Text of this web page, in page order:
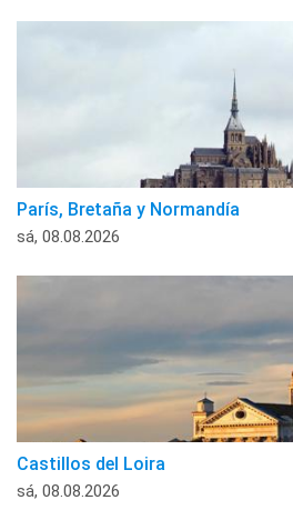
París, Bretaña y Normandía
sá, 08.08.2026
Castillos del Loira
sá, 08.08.2026